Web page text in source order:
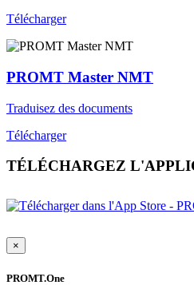
Télécharger
PROMT Master NMT
Traduisez des documents
Télécharger
TÉLÉCHARGEZ
×
PROMT.One